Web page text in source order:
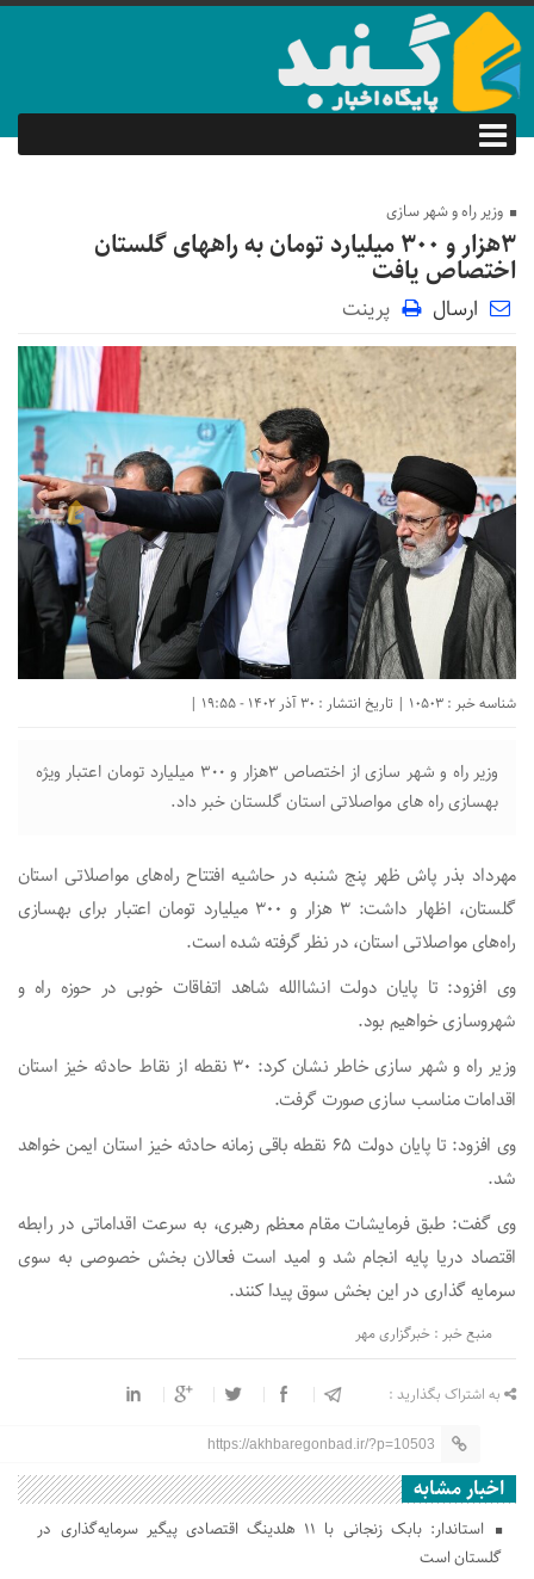
وزیر راه و شهر سازی
۳هزار و ۳۰۰ میلیارد تومان به راههای گلستان
اختصاص یافت
ارسال پرینت
شناسه خبر : 10503 | تاریخ انتشار : 30 آذر 1402 - 19:55 |
وزیر راه و شهر سازی از اختصاص ۳هزار و ۳۰۰ میلیارد تومان اعتبار ویژه
بهسازی راه های مواصلاتی استان گلستان خبر داد.
مهرداد بذر پاش ظهر پنج شنبه در حاشیه افتتاح راه‌های مواصلاتی استان
گلستان، اظهار داشت: ۳ هزار و ۳۰۰ میلیارد تومان اعتبار برای بهسازی
راه‌های مواصلاتی استان، در نظر گرفته شده است.
وی افزود: تا پایان دولت انشاالله شاهد اتفاقات خوبی در حوزه راه و
شهروسازی خواهیم بود.
وزیر راه و شهر سازی خاطر نشان کرد: ۳۰ نقطه از نقاط حادثه خیز استان
اقدامات مناسب سازی صورت گرفت.
وی افزود: تا پایان دولت ۶۵ نقطه باقی زمانه حادثه خیز استان ایمن خواهد
شد.
وی گفت: طبق فرمایشات مقام معظم رهبری، به سرعت اقداماتی در رابطه
اقتصاد دریا پایه انجام شد و امید است فعالان بخش خصوصی به سوی
سرمایه گذاری در این بخش سوق پیدا کنند.
منبع خبر : خبرگزاری مهر
به اشتراک بگذارید :
https://akhbaregonbad.ir/?p=10503
اخبار مشابه
استاندار: بابک زنجانی با ۱۱ هلدینگ اقتصادی پیگیر سرمایه‌گذاری در
گلستان است